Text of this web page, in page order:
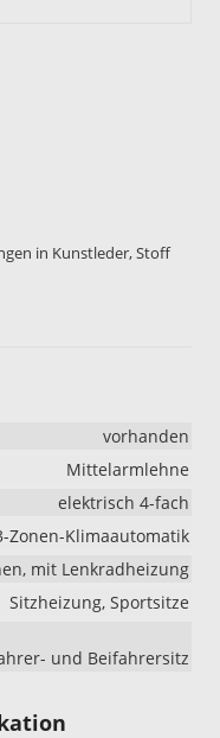
in Kunstleder, Stoff
vorhanden
Mittelarmlehne
elektrisch 4-fach
Zonen-Klimaautomatik
mit Lenkradheizung
Sitzheizung, Sportsitze
und Beifahrersitz